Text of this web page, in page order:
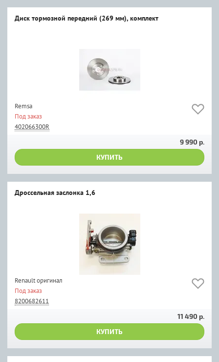
Диск тормозной передний (269 мм), комплект
Remsa
Под заказ
402066300R
9 990 р.
КУПИТЬ
Дроссельная заслонка 1,6
Renault оригинал
Под заказ
8200682611
11 490 р.
КУПИТЬ